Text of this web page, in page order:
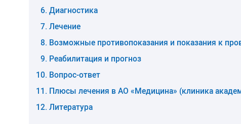
Диагностика
Лечение
Возможные противопоказания и показания к
Реабилитация и прогноз
Вопрос-ответ
Плюсы лечения в АО «Медицина» (клиника
Литература